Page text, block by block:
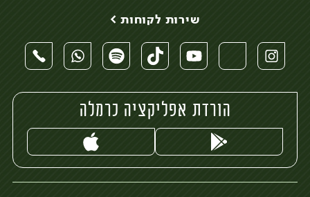
שירות לקוחות >
הורדת אפליקציה כרמלה